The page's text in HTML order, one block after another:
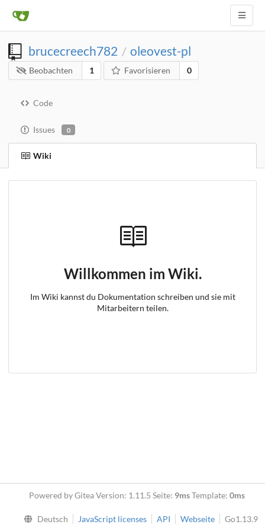
brucecreech782 / oleovest-pl
Beobachten 1 Favorisieren 0
Code
Issues 0
Wiki
Willkommen im Wiki.
Im Wiki kannst du Dokumentation schreiben und sie mit
Mitarbeitern teilen.
Powered by Gitea Version: 1.11.5 Seite: 9msTemplate: 0ms
Deutsch JavaScript licenses API Webseite Go1.13.9